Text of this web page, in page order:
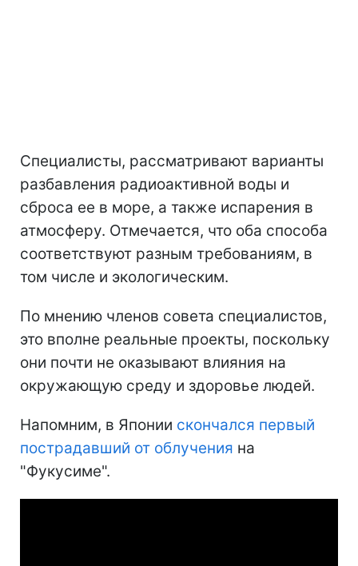
Специалисты, рассматривают варианты
разбавления радиоактивной воды и
сброса ее в море, а также испарения в
атмосферу. Отмечается, что оба способа
соответствуют разным требованиям, в
том числе и экологическим.
По мнению членов совета специалистов,
это вполне реальные проекты, поскольку
они почти не оказывают влияния на
окружающую среду и здоровье людей.
Напомним, в Японии скончался первый
пострадавший от облучения на
"Фукусиме".